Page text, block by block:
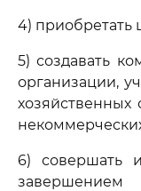
4) приобретать
5) создавать
организации,
6) совершать